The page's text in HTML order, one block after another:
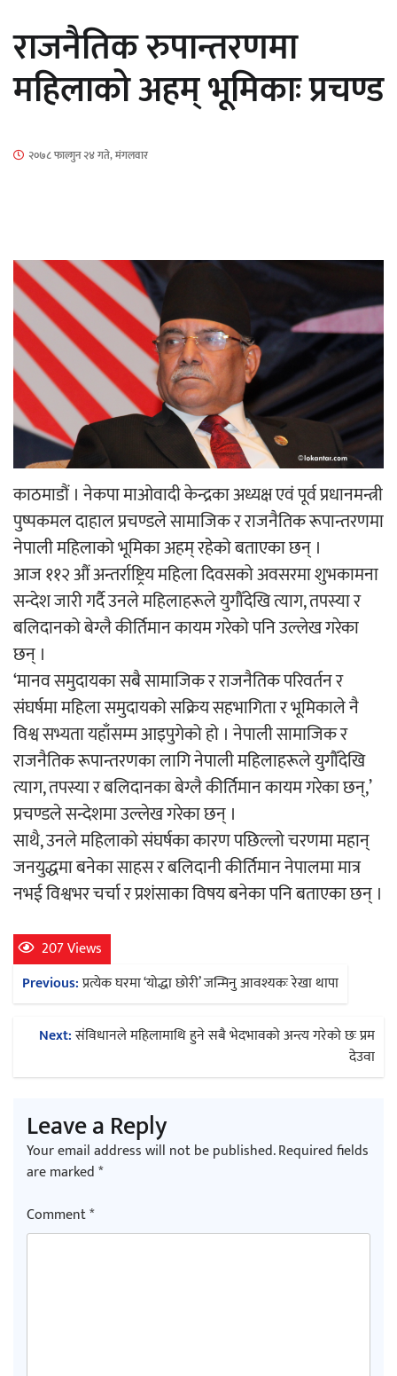
नियन्त्रणमा
नेपालगञ्जमा पर्खाल भत्किँदा दुई मजदुरको मृत्यु
‘ईयुमा डट कम’ले बुधबारदेखि आफ्नो
औपचारिक सेवा सञ्चालनमा
हलमा छैन ‘गौँथली’को टिकट
‘आइतबारको अफिस’ को परिचर्चा सम्पन्न
अर्जुन चन्द्रको ‘संवेदनाका प्रतिध्वनि’
मुक्तकसङ्ग्रह लोकार्पण
‘दुर्गा’ निर्माण गर्दै सम्राट
चलचित्र ‘माया भनेकै यस्तो होला’को शीर्ष गीत
सार्वजनिक
राजनैतिक रुपान्तरणमा
महिलाको अहम् भूमिकाः प्रचण्ड
२०७८ फाल्गुन २४ गते, मंगलवार
काठमाडौं । नेकपा माओवादी केन्द्रका अध्यक्ष एवं पूर्व प्रधानमन्त्री
पुष्पकमल दाहाल प्रचण्डले सामाजिक र राजनैतिक रूपान्तरणमा
नेपाली महिलाको भूमिका अहम् रहेको बताएका छन् ।
आज ११२ औं अन्तर्राष्ट्रिय महिला दिवसको अवसरमा शुभकामना
सन्देश जारी गर्दै उनले महिलाहरूले युगौँदेखि त्याग, तपस्या र
बलिदानको बेग्लै कीर्तिमान कायम गरेको पनि उल्लेख गरेका
छन् ।
‘मानव समुदायका सबै सामाजिक र राजनैतिक परिवर्तन र
संघर्षमा महिला समुदायको सक्रिय सहभागिता र भूमिकाले नै
विश्व सभ्यता यहाँसम्म आइपुगेको हो । नेपाली सामाजिक र
राजनैतिक रूपान्तरणका लागि नेपाली महिलाहरूले युगौँदेखि
त्याग, तपस्या र बलिदानका बेग्लै कीर्तिमान कायम गरेका छन्,’
प्रचण्डले सन्देशमा उल्लेख गरेका छन् ।
साथै, उनले महिलाको संघर्षका कारण पछिल्लो चरणमा महान्
जनयुद्धमा बनेका साहस र बलिदानी कीर्तिमान नेपालमा मात्र
नभई विश्वभर चर्चा र प्रशंसाका विषय बनेका पनि बताएका छन् ।
207 Views
Post
navigation
Previous:प्रत्येक घरमा ‘योद्धा छोरी’ जन्मिनु आवश्यकः रेखा थापा
Next:संविधानले महिलामाथि हुने सबै भेदभावको अन्त्य गरेको छः प्रम
देउवा
Leave a Reply
Your email address will not be published.Required fields
are marked*
Comment*